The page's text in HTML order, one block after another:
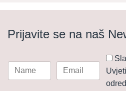
Prijavite se na naš